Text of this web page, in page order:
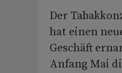
Der
hat einen
Geschäft
Anfang Mai